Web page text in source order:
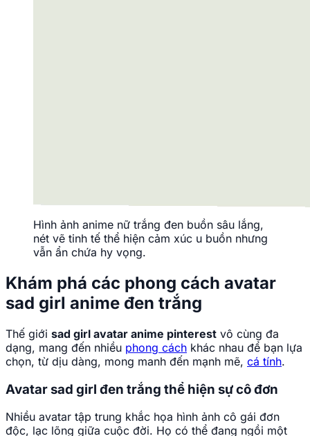
Hình ảnh anime nữ trắng đen buồn sâu lắng,
nét vẽ tinh tế thể hiện cảm xúc u buồn nhưng
vẫn ẩn chứa hy vọng.
Khám phá các phong cách avatar
sad girl anime đen trắng
Thế giới sad girl avatar anime pinterest vô cùng đa
dạng, mang đến nhiều phong cách khác nhau để bạn lựa
chọn, từ dịu dàng, mong manh đến mạnh mẽ, cá tính.
Avatar sad girl đen trắng thể hiện sự cô đơn
Nhiều avatar tập trung khắc họa hình ảnh cô gái đơn
độc, lạc lõng giữa cuộc đời. Họ có thể đang ngồi một